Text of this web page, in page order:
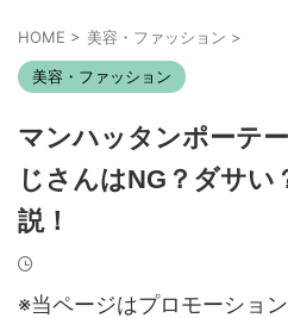
HOME > 美容・ファッション >
美容・ファッション
マンハッタンポーテ
じさんはNG？ダサい
説！
※当ページはプロモーション